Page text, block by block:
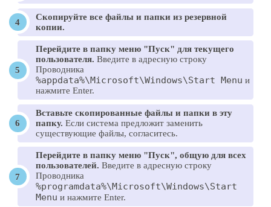
Скопируйте все файлы и папки из резервной
копии.
Перейдите в папку меню "Пуск" для текущего
пользователя. Введите в адресную строку
Проводника
%appdata%\Microsoft\Windows\Start Menu и
нажмите Enter.
Вставьте скопированные файлы и папки в эту
папку. Если система предложит заменить
существующие файлы, согласитесь.
Перейдите в папку меню "Пуск", общую для всех
пользователей. Введите в адресную строку
Проводника
%programdata%\Microsoft\Windows\Start
Menu и нажмите Enter.